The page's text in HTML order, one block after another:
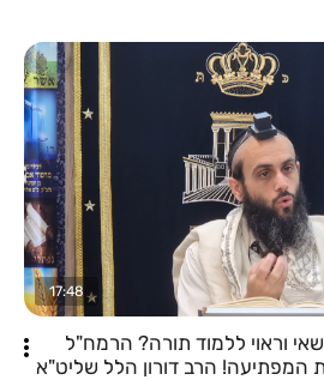
17:48
וראוי ללמוד תורה? הרמח"ל
הרב דורון הלל שליט"א